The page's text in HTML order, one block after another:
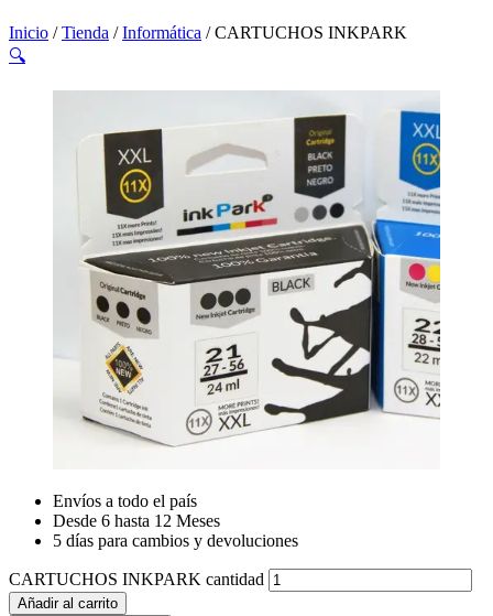
Inicio /Tienda /Informática / CARTUCHOS INKPARK
🔍
Envíos a todo el país
Desde 6 hasta 12 Meses
5 días para cambios y devoluciones
CARTUCHOS INKPARK cantidad
Añadir al carrito